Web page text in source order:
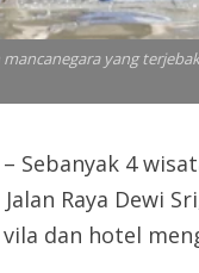
yang
– Sebanyak 4
Raya Dewi
dan hotel